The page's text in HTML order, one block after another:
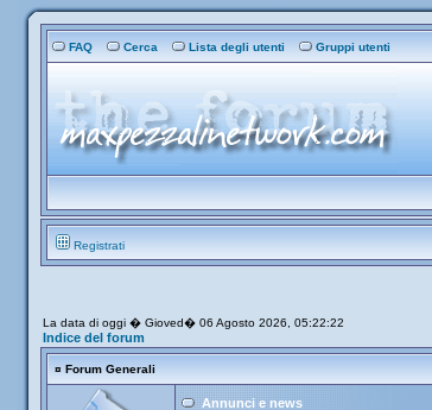
FAQ Cerca Lista degli utenti Gruppi utenti
Registrati
La data di oggi � Gioved� 06 Agosto 2026, 05:22:22
Indice del forum
¤ Forum Generali
Annunci e news